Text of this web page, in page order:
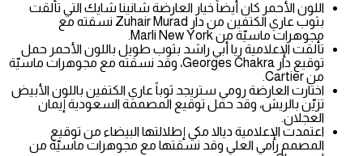
اللون الأحمر كان أيضاً خيار العارضة شانينا شايك التي تألقت
بثوب عاري الكتفين من دار Zuhair Murad نسقته مع
مجوهرات ماسيّة من Marli New York.
تألقت الإعلامية ريا أبي راشد بثوب طويل باللون الأحمر حمل
توقيع دار Georges Chakra، وقد نسقته مع مجوهرات ماسيّة
من Cartier.
اختارت العارضة رومي ستريجد ثوباً عاري الكتفين باللون الأبيض
تزيّن بالريش، وقد حمل توقيع المصممة السعودية إيمان
العجلان.
اعتمدت الإعلامية ديالا مكي إطلالتها البيضاء من توقيع
المصمم رامي العلي وقد نسقتها مع مجوهرات ماسيّة من